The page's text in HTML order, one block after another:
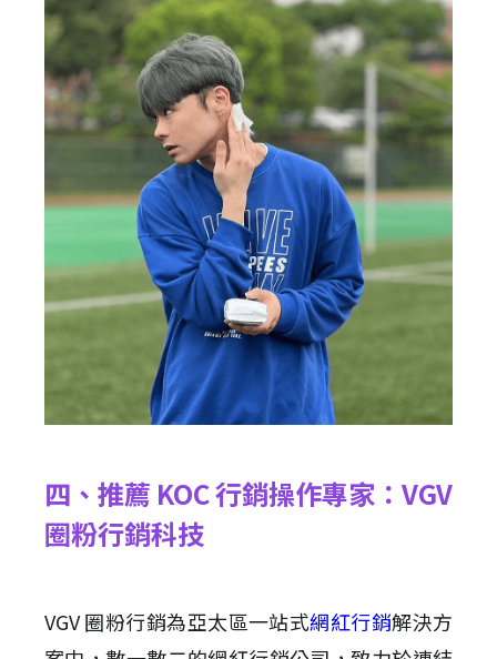
四、推薦 KOC 行銷操作專家：VGV
圈粉行銷科技
VGV 圈粉行銷為亞太區一站式網紅行銷解決方